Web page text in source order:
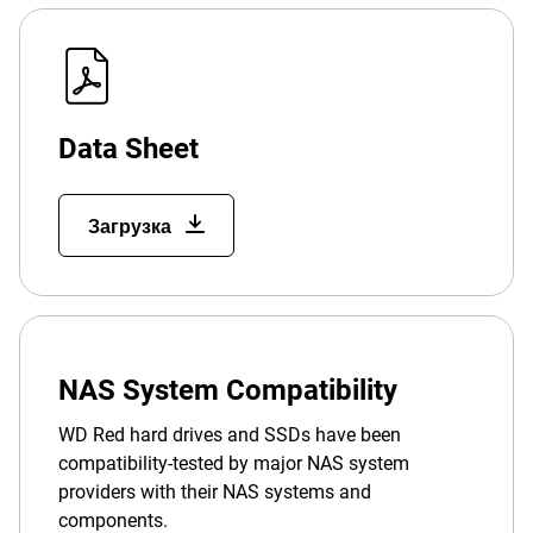
Data Sheet
Загрузка
NAS System Compatibility
WD Red hard drives and SSDs have been
compatibility-tested by major NAS system
providers with their NAS systems and
components.